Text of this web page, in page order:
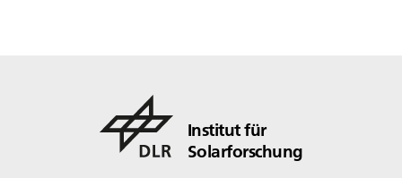
Institut für
Solarforschung